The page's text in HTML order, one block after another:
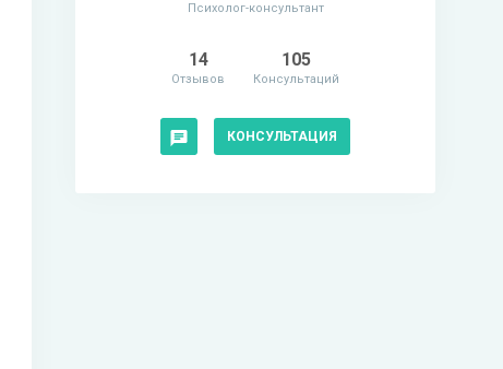
Психолог-консультант
14
Отзывов
105
Консультаций
КОНСУЛЬТАЦИЯ